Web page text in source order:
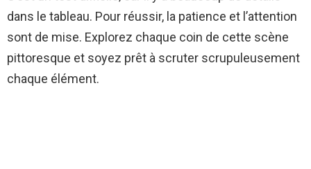
dans le tableau. Pour réussir, la patience et l’attention
sont de mise. Explorez chaque coin de cette scène
pittoresque et soyez prêt à scruter scrupuleusement
chaque élément.